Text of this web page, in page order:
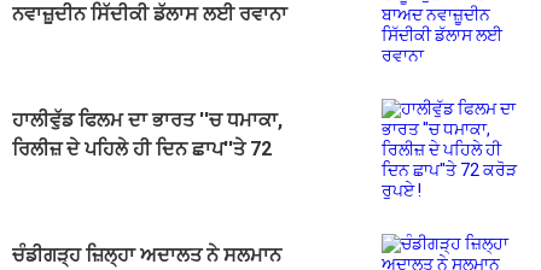
ਨਵਾਜ਼ੂਦੀਨ ਸਿੱਦੀਕੀ ਡੱਲਾਸ ਲਈ ਰਵਾਨਾ
ਹਾਲੀਵੁੱਡ ਫਿਲਮ ਦਾ ਭਾਰਤ ''ਚ ਧਮਾਕਾ,
ਰਿਲੀਜ਼ ਦੇ ਪਹਿਲੇ ਹੀ ਦਿਨ ਛਾਪ''ਤੇ 72
ਚੰਡੀਗੜ੍ਹ ਜ਼ਿਲ੍ਹਾ ਅਦਾਲਤ ਨੇ ਸਲਮਾਨ